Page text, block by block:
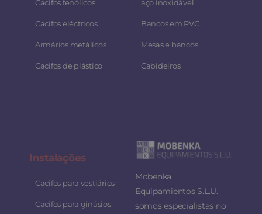
Cacifos fenólicos
Cacifos eléctricos
Armários metálicos
Cacifos de plástico
aço inoxidável
Bancos em PVC
Mesas e bancos
Cabideiros
Instalações
Cacifos para vestiários
Cacifos para ginásios
Mobenka
Equipamientos S.L.U.
somos especialistas no